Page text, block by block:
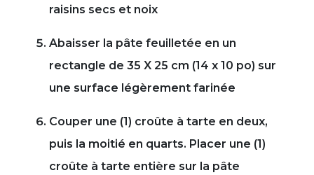
raisins secs et noix
Abaisser la pâte feuilletée en un
rectangle de 35 X 25 cm (14 x 10 po) sur
une surface légèrement farinée
Couper une (1) croûte à tarte en deux,
puis la moitié en quarts. Placer une (1)
croûte à tarte entière sur la pâte